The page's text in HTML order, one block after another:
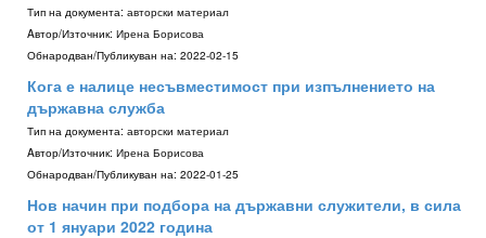
Тип на документа: авторски материал
Aвтор/Източник: Ирена Борисова
Обнародван/Публикуван на: 2022-02-15
Кога е налице несъвместимост при изпълнението на
държавна служба
Тип на документа: авторски материал
Aвтор/Източник: Ирена Борисова
Обнародван/Публикуван на: 2022-01-25
Нов начин при подбора на държавни служители, в сила
от 1 януари 2022 година